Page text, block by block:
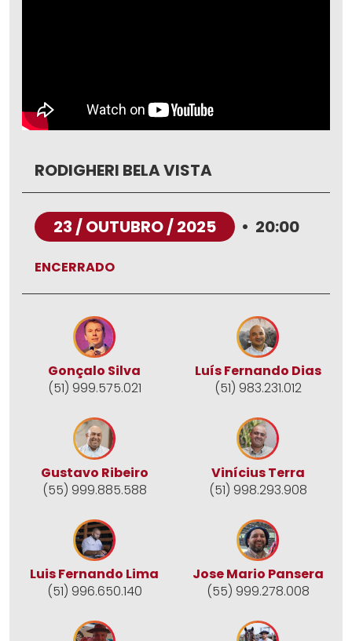
RODIGHERI BELA VISTA
23 / OUTUBRO / 2025 • 20:00
ENCERRADO
Gonçalo Silva
(51) 999.575.021
Luís Fernando Dias
(51) 983.231.012
Gustavo Ribeiro
(55) 999.885.588
Vinícius Terra
(51) 998.293.908
Luis Fernando Lima
(51) 996.650.140
Jose Mario Pansera
(55) 999.278.008